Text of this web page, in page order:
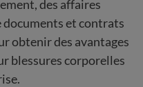
des affaires
documents et contrats
obtenir des avantages
blessures corporelles